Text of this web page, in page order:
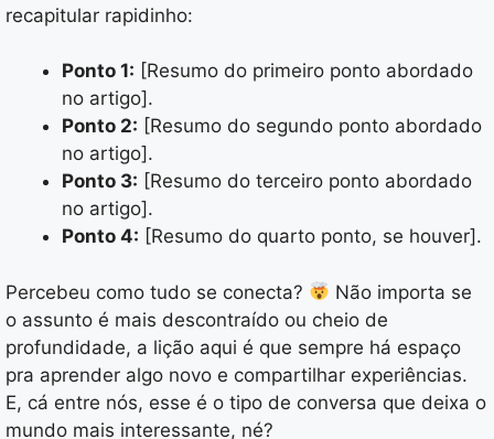
recapitular rapidinho:
Ponto 1: [Resumo do primeiro ponto abordado
no artigo].
Ponto 2: [Resumo do segundo ponto abordado
no artigo].
Ponto 3: [Resumo do terceiro ponto abordado
no artigo].
Ponto 4: [Resumo do quarto ponto, se houver].
Percebeu como tudo se conecta?
Não importa se
o assunto é mais descontraído ou cheio de
profundidade, a lição aqui é que sempre há espaço
pra aprender algo novo e compartilhar experiências.
E, cá entre nós, esse é o tipo de conversa que deixa o
mundo mais interessante, né?